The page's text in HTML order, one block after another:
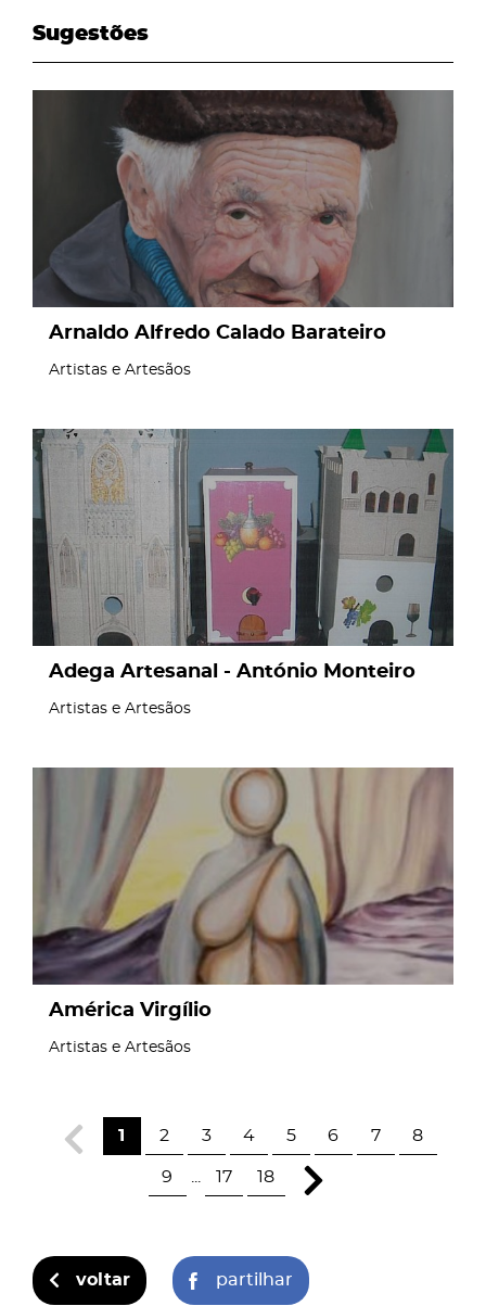
Sugestões
Arnaldo Alfredo Calado Barateiro
Artistas e Artesãos
page
Adega Artesanal - António Monteiro
Artistas e Artesãos
América Virgílio
Artistas e Artesãos
1 2 3 4 5 6 7 8
9 17 18
voltar partilhar